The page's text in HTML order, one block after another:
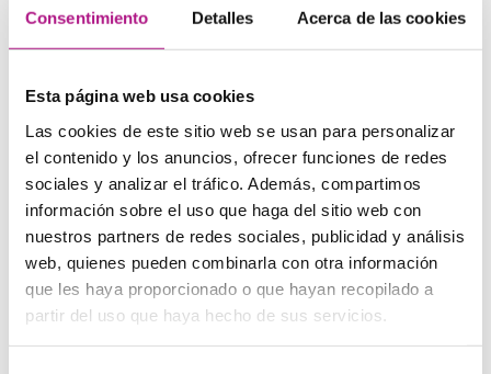
Consentimiento Detalles Acerca de las cookies
Esta página web usa cookies
Las cookies de este sitio web se usan para personalizar
el contenido y los anuncios, ofrecer funciones de redes
sociales y analizar el tráfico. Además, compartimos
información sobre el uso que haga del sitio web con
nuestros partners de redes sociales, publicidad y análisis
web, quienes pueden combinarla con otra información
que les haya proporcionado o que hayan recopilado a
partir del uso que haya hecho de sus servicios.
Quiere decir «instalar» o «establecer»:
We set up our first shop near the city centre. — Abrimos
She set up the alarm so that it would go off if the door
puerta.
We bought a garden barbeque, and now we need to set
it up. — Compramos una barbacoa de jardín y ahora hay
que instalarla.
Puede ayudarte a recordar esta expresión la idea de
colocar algo en el suelo (uno de los significados de «
para luego irlo construyendo «hacia arriba».